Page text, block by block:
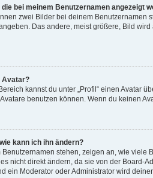
bei meinem Benutzernamen angezeigt
zwei Bilder bei deinem
Das andere, meist größere, Bild
Avatar?
kannst du unter „Profil“ einen Avatar
benutzen können. Wenn du keinen
kann ich ihn ändern?
stehen, zeigen an, wie
nicht direkt ändern, da sie von der Board-
ein Moderator oder Administrator wird